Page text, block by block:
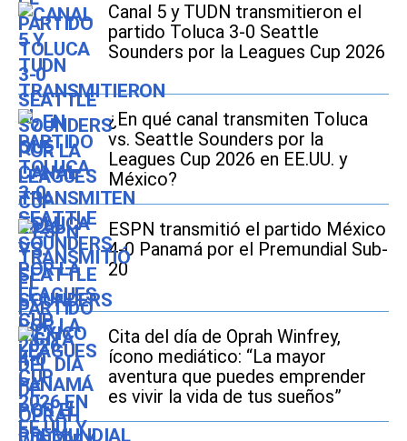
Canal 5 y TUDN transmitieron el
partido Toluca 3-0 Seattle
Sounders por la Leagues Cup 2026
¿En qué canal transmiten Toluca
vs. Seattle Sounders por la
Leagues Cup 2026 en EE.UU. y
México?
ESPN transmitió el partido México
4-0 Panamá por el Premundial Sub-
20
Cita del día de Oprah Winfrey,
ícono mediático: “La mayor
aventura que puedes emprender
es vivir la vida de tus sueños”